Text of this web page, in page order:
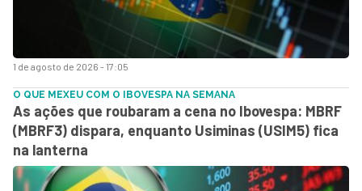
1 de agosto de 2026 - 17:05
O QUE MEXEU COM O IBOVESPA NA SEMANA
As ações que roubaram a cena no Ibovespa: MBRF
(MBRF3) dispara, enquanto Usiminas (USIM5) fica
na lanterna